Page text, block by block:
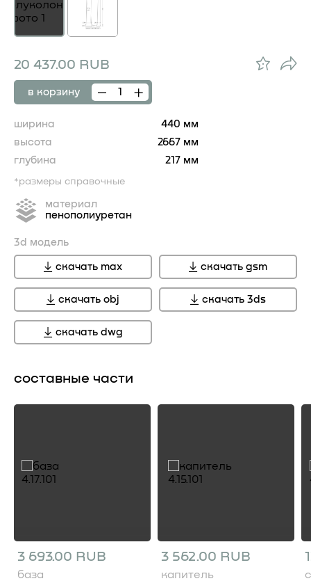
20 437.00 RUB
в корзину
ширина
440 мм
высота
2667 мм
глубина
217 мм
*размеры справочные
материал
пенополиуретан
3d модель
скачать max скачать gsm
скачать obj скачать 3ds
скачать dwg
составные части
3 693.00 RUB
база
3 562.00 RUB
капитель